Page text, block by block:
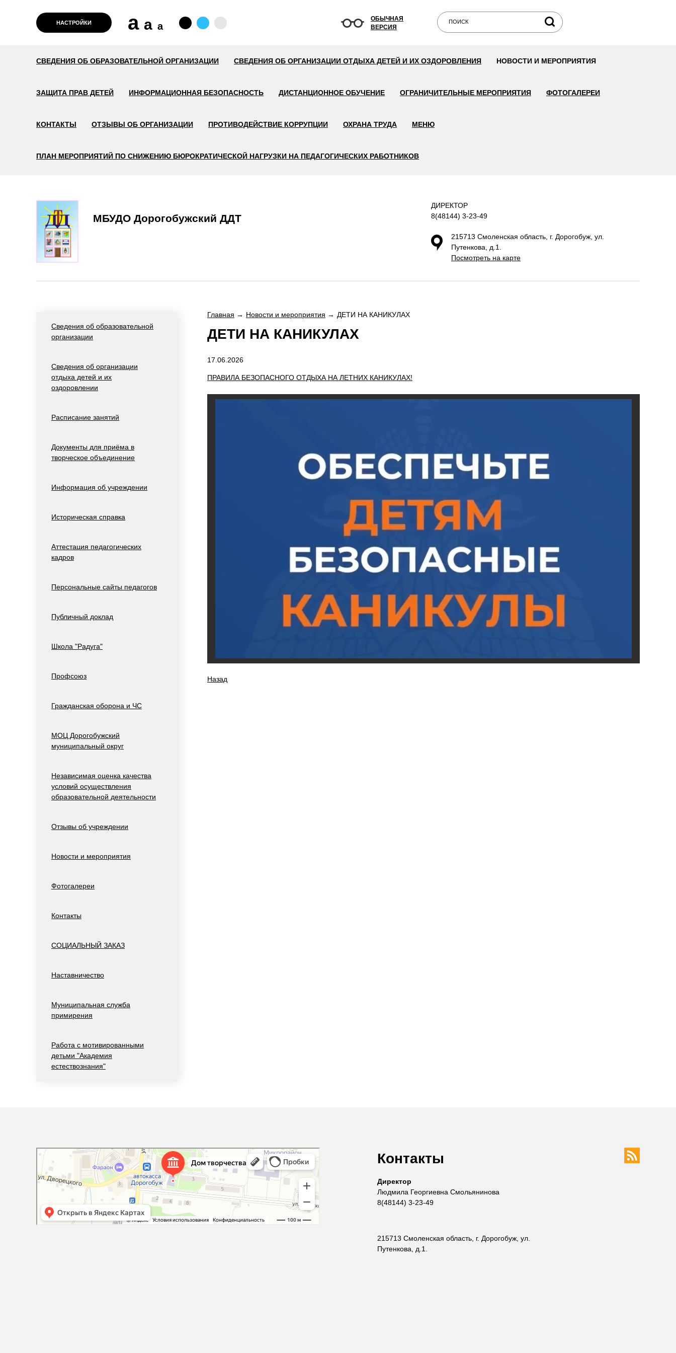
ОБЫЧНАЯ
ВЕРСИЯ
НАСТРОЙКИ a a a
СВЕДЕНИЯ ОБ ОБРАЗОВАТЕЛЬНОЙ ОРГАНИЗАЦИИ СВЕДЕНИЯ ОБ ОРГАНИЗАЦИИ ОТДЫХА ДЕТЕЙ И ИХ ОЗДОРОВЛЕНИЯ НОВОСТИ И МЕРОПРИЯТИЯ
ЗАЩИТА ПРАВ ДЕТЕЙ ИНФОРМАЦИОННАЯ БЕЗОПАСНОСТЬ ДИСТАНЦИОННОЕ ОБУЧЕНИЕ ОГРАНИЧИТЕЛЬНЫЕ МЕРОПРИЯТИЯ ФОТОГАЛЕРЕИ
КОНТАКТЫ ОТЗЫВЫ ОБ ОРГАНИЗАЦИИ ПРОТИВОДЕЙСТВИЕ КОРРУПЦИИ ОХРАНА ТРУДА МЕНЮ
ПЛАН МЕРОПРИЯТИЙ ПО СНИЖЕНИЮ БЮРОКРАТИЧЕСКОЙ НАГРУЗКИ НА ПЕДАГОГИЧЕСКИХ РАБОТНИКОВ
МБУДО Дорогобужский ДДТ
ДИРЕКТОР
8(48144) 3-23-49
215713 Смоленская область, г. Дорогобуж, ул.
Путенкова, д.1.
Посмотреть на карте
Главная Новости и мероприятия ДЕТИ НА КАНИКУЛАХ
ДЕТИ НА КАНИКУЛАХ
17.06.2026
ПРАВИЛА БЕЗОПАСНОГО ОТДЫХА НА ЛЕТНИХ КАНИКУЛАХ!
Назад
Сведения об образовательной
организации
Сведения об организации
отдыха детей и их
оздоровлении
Расписание занятий
Документы для приёма в
творческое объединение
Информация об учреждении
Историческая справка
Аттестация педагогических
кадров
Персональные сайты педагогов
Публичный доклад
Школа "Радуга"
Профсоюз
Гражданская оборона и ЧС
МОЦ Дорогобужский
муниципальный округ
Независимая оценка качества
условий осуществления
образовательной деятельности
Отзывы об учреждении
Новости и мероприятия
Фотогалереи
Контакты
СОЦИАЛЬНЫЙ ЗАКАЗ
Наставничество
Муниципальная служба
примирения
Работа с мотивированными
детьми "Академия
естествознания"
Контакты
Директор
Людмила Георгиевна Смольянинова
8(48144) 3-23-49
215713 Смоленская область, г. Дорогобуж, ул.
Путенкова, д.1.
Дорогобужский дом детского творчества
Дом культуры в Дорогобуже
Дополнительное образование в Дорогобуже